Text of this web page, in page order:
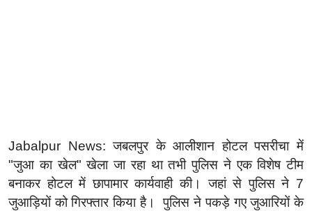
Jabalpur News: जबलपुर के आलीशान होटल पसरीचा में
"जुआ का खेल" खेला जा रहा था तभी पुलिस ने एक विशेष टीम
बनाकर होटल में छापामार कार्यवाही की। जहां से पुलिस ने 7
जुआड़ियों को गिरफ्तार किया है। पुलिस ने पकड़े गए जुआरियों के